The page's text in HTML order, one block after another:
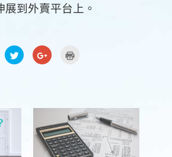
到外賣平台上。
分
享
開
按
一
(在
視
窗
中
開
啟)
窗
中
開
啟)